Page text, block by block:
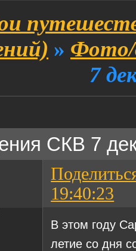
» Фото/
7
СКВ 7
19:40:23
В этом году
летие со дня